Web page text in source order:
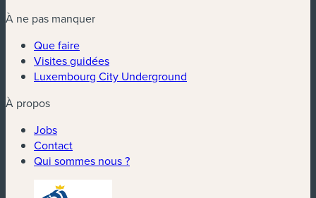
À ne pas manquer
Que faire
Visites guidées
Luxembourg City Underground
À propos
Jobs
Contact
Qui sommes nous ?